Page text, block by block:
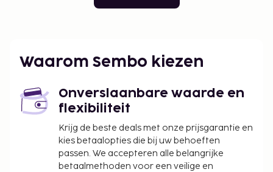
Waarom Sembo kiezen
Onverslaanbare waarde en
flexibiliteit
Krijg de beste deals met onze prijsgarantie en
kies betaalopties die bij uw behoeften
passen. We accepteren alle belangrijke
betaalmethoden voor een veilige en